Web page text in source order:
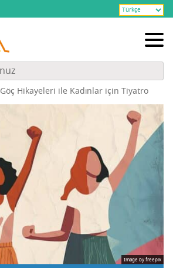
Göç Hika­ye­le­ri ile Kadın­lar için Tiyatro
Image by freepik